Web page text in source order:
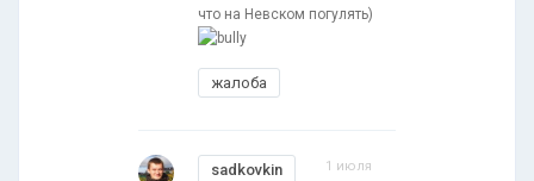
что на Невском погулять)
жалоба
sadkovkin 1 июля